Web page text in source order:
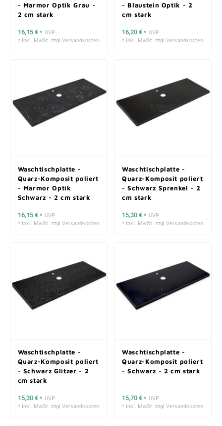
- Marmor Optik Grau -
2 cm stark
16,15 €* UVP
* Inkl. MwSt. zzgl.Versandkosten
- Blaustein Optik - 2
cm stark
16,20 €* UVP
* Inkl. MwSt. zzgl.Versandkosten
Waschtischplatte -
Quarz-Komposit poliert
- Marmor Optik
Schwarz - 2 cm stark
16,15 €* UVP
* Inkl. MwSt. zzgl.Versandkosten
Waschtischplatte -
Quarz-Komposit poliert
- Schwarz Sprenkel - 2
cm stark
15,30 €* UVP
* Inkl. MwSt. zzgl.Versandkosten
Waschtischplatte -
Quarz-Komposit poliert
- Schwarz Glitzer - 2
cm stark
15,30 €* UVP
* Inkl. MwSt. zzgl.Versandkosten
Waschtischplatte -
Quarz-Komposit poliert
- Schwarz - 2 cm stark
15,70 €* UVP
* Inkl. MwSt. zzgl.Versandkosten